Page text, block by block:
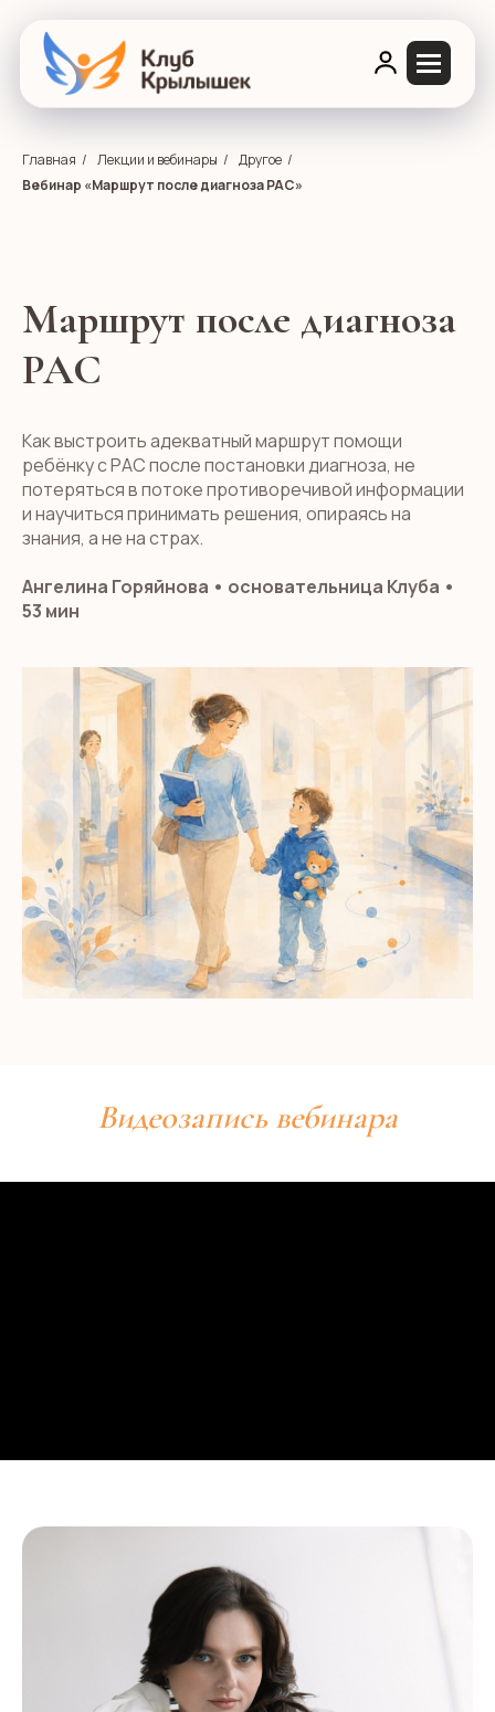
Главная / Лекции и вебинары / Другое /
Вебинар «Маршрут после диагноза РАС»
Маршрут после диагноза
РАС
Как выстроить адекватный маршрут помощи
ребёнку с РАС после постановки диагноза, не
потеряться в потоке противоречивой информации
и научиться принимать решения, опираясь на
знания, а не на страх.
Ангелина Горяйнова • основательница Клуба •
53 мин
Видеозапись вебинара